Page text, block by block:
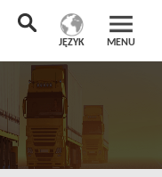
MENU
JĘZYK